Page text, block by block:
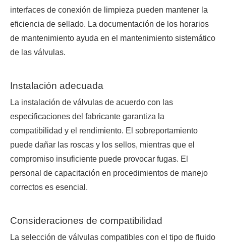
interfaces de conexión de limpieza pueden mantener la
eficiencia de sellado. La documentación de los horarios
de mantenimiento ayuda en el mantenimiento sistemático
de las válvulas.
Instalación adecuada
La instalación de válvulas de acuerdo con las
especificaciones del fabricante garantiza la
compatibilidad y el rendimiento. El sobreportamiento
puede dañar las roscas y los sellos, mientras que el
compromiso insuficiente puede provocar fugas. El
personal de capacitación en procedimientos de manejo
correctos es esencial.
Consideraciones de compatibilidad
La selección de válvulas compatibles con el tipo de fluido